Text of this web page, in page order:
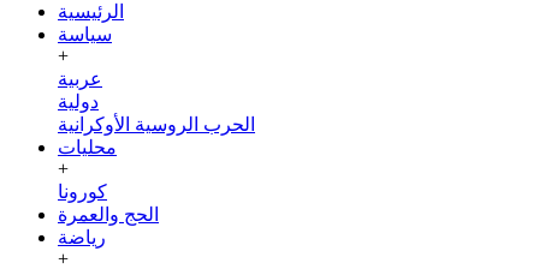
الرئيسية
سياسة
+
عربية
دولية
الحرب الروسية الأوكرانية
محليات
+
كورونا
الحج والعمرة
رياضة
+